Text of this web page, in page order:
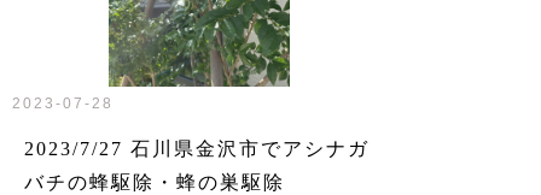
2023-07-28
2023/7/27 石川県金沢市でアシナガ
バチの蜂駆除・蜂の巣駆除